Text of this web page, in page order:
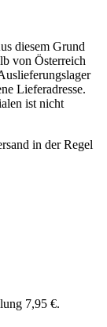
diesem Grund
von Österreich
Lieferadresse.
ist nicht
in der Regel
7,95 €.